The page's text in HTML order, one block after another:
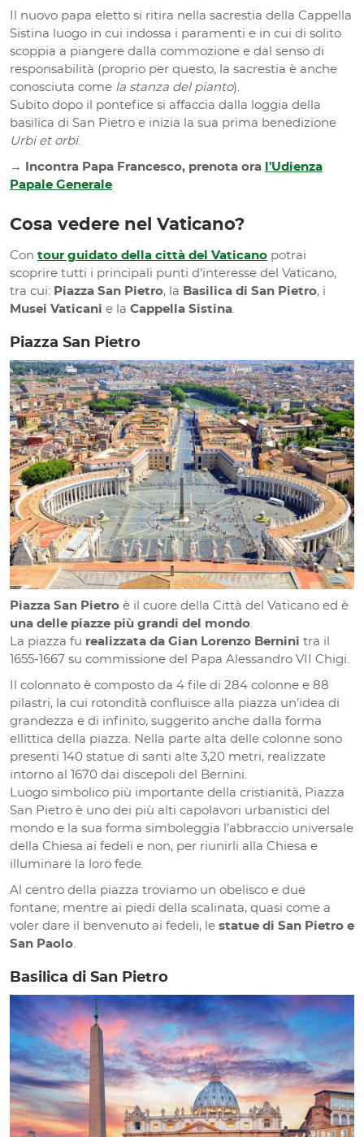
Il nuovo papa eletto si ritira nella sacrestia della Cappella
Sistina luogo in cui indossa i paramenti e in cui di solito
scoppia a piangere dalla commozione e dal senso di
responsabilità (proprio per questo, la sacrestia è anche
conosciuta come la stanza del pianto).
Subito dopo il pontefice si affaccia dalla loggia della
basilica di San Pietro e inizia la sua prima benedizione
Urbi et orbi.
→ Incontra Papa Francesco, prenota ora l'Udienza
Papale Generale
Cosa vedere nel Vaticano?
Con tour guidato della città del Vaticano potrai
scoprire tutti i principali punti d’interesse del Vaticano,
tra cui: Piazza San Pietro, la Basilica di San Pietro, i
Musei Vaticani e la Cappella Sistina
Piazza San Pietro
Piazza San Pietro è il cuore della Città del Vaticano ed è
una delle piazze più grandi del mondo.
La piazza fu realizzata da Gian Lorenzo Bernini tra il
1655-1667 su commissione del Papa Alessandro VII Chigi.
Il colonnato è composto da 4 file di 284 colonne e 88
pilastri, la cui rotondità confluisce alla piazza un’idea di
grandezza e di infinito, suggerito anche dalla forma
ellittica della piazza. Nella parte alta delle colonne sono
presenti 140 statue di santi alte 3,20 metri, realizzate
intorno al 1670 dai discepoli del Bernini.
Luogo simbolico più importante della cristianità, Piazza
San Pietro è uno dei più alti capolavori urbanistici del
mondo e la sua forma simboleggia l’abbraccio universale
della Chiesa ai fedeli e non, per riunirli alla Chiesa e
illuminare la loro fede.
Al centro della piazza troviamo un obelisco e due
fontane; mentre ai piedi della scalinata, quasi come a
voler dare il benvenuto ai fedeli, le statue di San Pietro e
San Paolo.
Basilica di San Pietro